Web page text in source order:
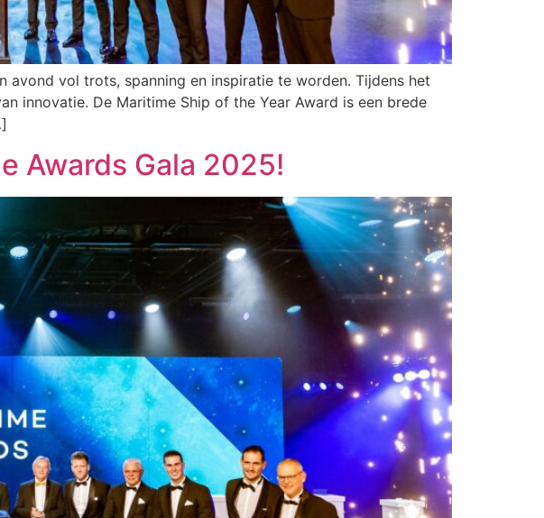
vol trots, spanning en inspiratie te worden. Tijdens het
innovatie. De Maritime Ship of the Year Award is een brede
Awards Gala 2025!